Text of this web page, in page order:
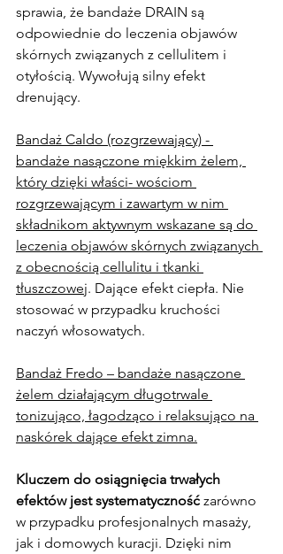
sprawia, że bandaże DRAIN są
odpowiednie do leczenia objawów
skórnych związanych z cellulitem i
otyłością. Wywołują silny efekt
drenujący.
Bandaż Caldo (rozgrzewający) -
bandaże nasączone miękkim żelem,
który dzięki właści- wościom
rozgrzewającym i zawartym w nim
składnikom aktywnym wskazane są do
leczenia objawów skórnych związanych
z obecnością cellulitu i tkanki
tłuszczowej. Dające efekt ciepła. Nie
stosować w przypadku kruchości
naczyń włosowatych.
Bandaż Fredo – bandaże nasączone
żelem działającym długotrwale
tonizująco, łagodząco i relaksująco na
naskórek dające efekt zimna.
Kluczem do osiągnięcia trwałych
efektów jest systematyczność zarówno
w przypadku profesjonalnych masaży,
jak i domowych kuracji. Dzięki nim